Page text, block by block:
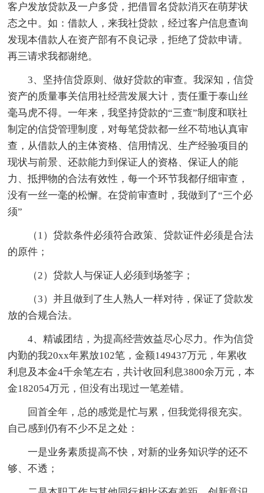
客户发放贷款及一户多贷，把借冒名贷款消灭在萌芽状
态之中。如：借款人，来我社贷款，经过客户信息查询
发现本借款人在资产部有不良记录，拒绝了贷款申请。
再三请求我都谢绝。
3、坚持信贷原则、做好贷款的审查。我深知，信贷
资产的质量事关信用社经营发展大计，责任重于泰山丝
毫马虎不得。一年来，我坚持贷款的“三查”制度和联社
制定的信贷管理制度，对每笔贷款都一丝不苟地认真审
查，从借款人的主体资格、信用情况、生产经验项目的
现状与前景、还款能力到保证人的资格、保证人的能
力、抵押物的合法有效性，每一个环节我都仔细审查，
没有一丝一毫的松懈。在贷前审查时，我做到了“三个必
须”
（1）贷款条件必须符合政策、贷款证件必须是合法
的原件；
（2）贷款人与保证人必须到场签字；
（3）并且做到了生人熟人一样对待，保证了贷款发
放的合规合法。
4、精诚团结，为提高经营效益尽心尽力。作为信贷
内勤的我20xx年累放102笔，金额149437万元，年累收
利息及本金4千余笔左右，共计收回利息3800余万元，本
金182054万元，但没有出现过一笔差错。
回首全年，总的感觉是忙与累，但我觉得很充实。
自己感到仍有不少不足之处：
一是业务素质提高不快，对新的业务知识学的还不
够、不透；